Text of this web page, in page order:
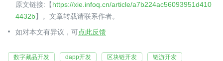
原文链接:【https://xie.infoq.cn/article/a7b224ac56093951d410
4432b】。文章转载请联系作者。
如对本文有异议，可点此反馈
数字藏品开发 dapp开发 区块链开发 链游开发